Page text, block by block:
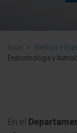
Inicio > Médicos y
Endocrinología y
En el